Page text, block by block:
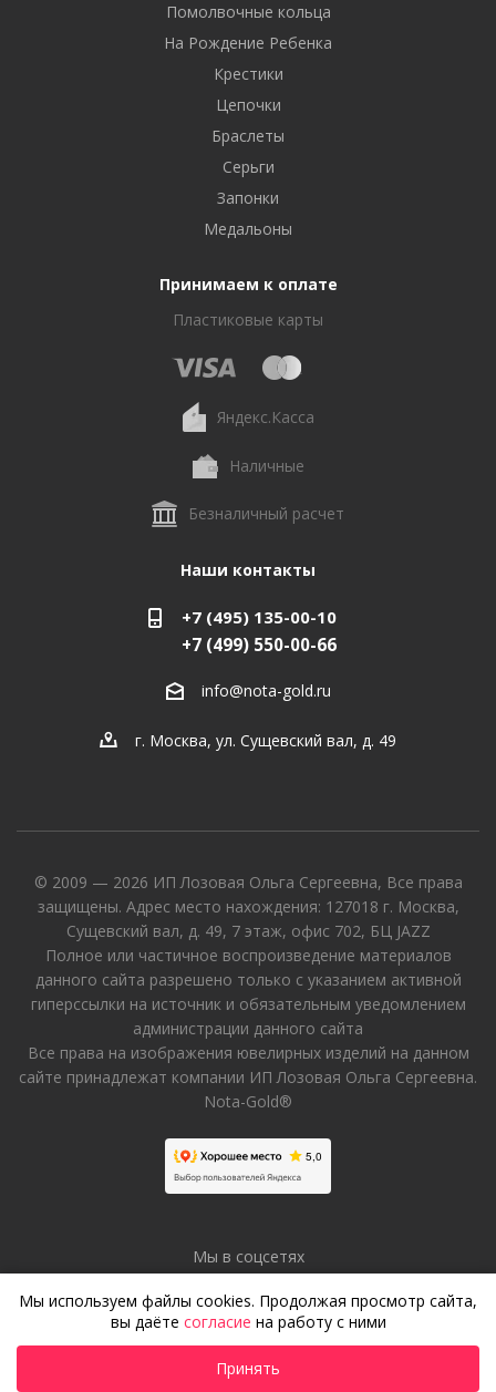
Помолвочные кольца
На Рождение Ребенка
Крестики
Цепочки
Браслеты
Серьги
Запонки
Медальоны
Принимаем к оплате
Пластиковые карты
Яндекс.Касса
Наличные
Безналичный расчет
Наши контакты
+7 (495) 135-00-10
+7 (499) 550-00-66
info@nota-gold.ru
г. Москва, ул. Сущевский вал, д. 49
© 2009 — 2026 ИП Лозовая Ольга Сергеевна, Все права
защищены. Адрес место нахождения: 127018 г. Москва,
Сущевский вал, д. 49, 7 этаж, офис 702, БЦ JAZZ
Полное или частичное воспроизведение материалов
данного сайта разрешено только с указанием активной
гиперссылки на источник и обязательным уведомлением
администрации данного сайта
Все права на изображения ювелирных изделий на данном
сайте принадлежат компании ИП Лозовая Ольга Сергеевна.
Nota-Gold®
Мы в соцсетях
Мы используем файлы cookies. Продолжая просмотр сайта,
вы даёте согласие на работу с ними
Принять